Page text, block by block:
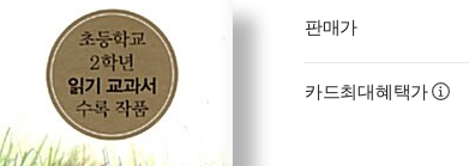
판매가
카드최대혜택가